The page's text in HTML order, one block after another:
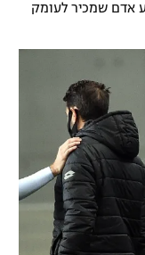
אדם שמכיר לעומק